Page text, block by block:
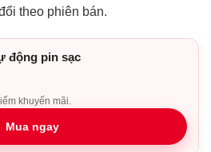
theo phiên bán.
động pin sạc
khuyến mãi.
Mua ngay